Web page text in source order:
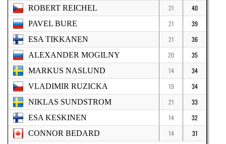
ROBERT REICHEL
21
40
PAVEL BURE
21
39
ESA TIKKANEN
21
36
ALEXANDER MOGILNY
20
35
MARKUS NASLUND
14
34
VLADIMIR RUZICKA
19
34
NIKLAS SUNDSTROM
21
33
ESA KESKINEN
14
32
CONNOR BEDARD
14 31